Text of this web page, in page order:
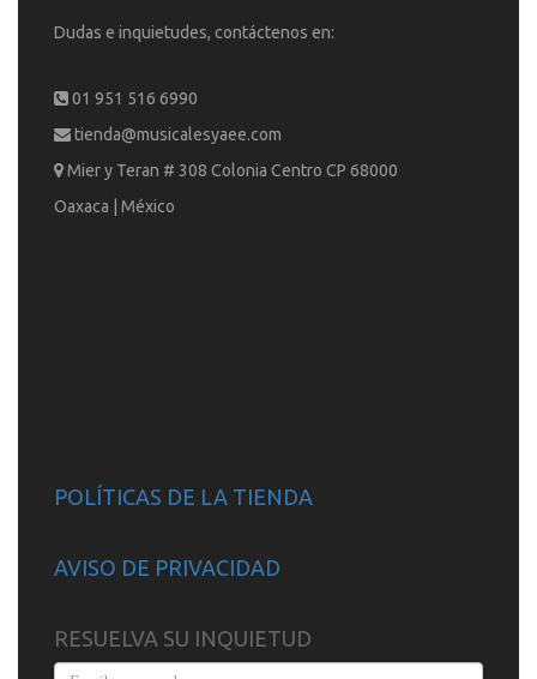
Dudas e inquietudes, contáctenos en:
01 951 516 6990
tienda@musicalesyaee.com
Mier y Teran # 308 Colonia Centro CP 68000
Oaxaca | México
POLÍTICAS DE LA TIENDA
AVISO DE PRIVACIDAD
RESUELVA SU INQUIETUD